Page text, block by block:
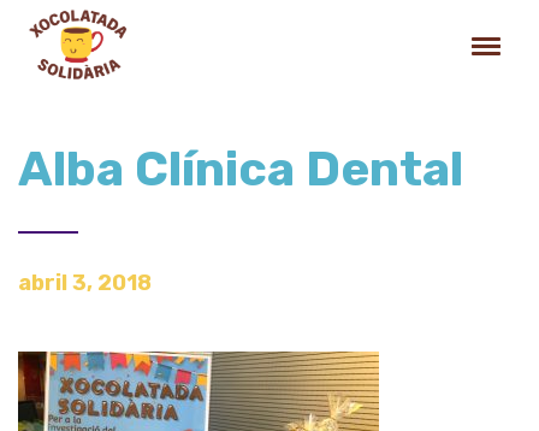
Alba Clínica Dental
abril 3, 2018